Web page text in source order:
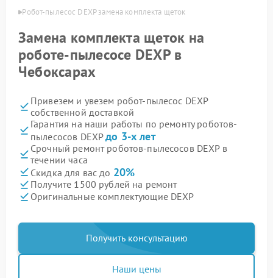
Робот-пылесос DEXP замена комплекта щеток
Замена комплекта щеток на
роботе-пылесосе DEXP в
Чебоксарах
Привезем и увезем робот-пылесос DEXP
собственной доставкой
Гарантия на наши работы по ремонту роботов-
пылесосов DEXPдо 3-х лет
Срочный ремонт роботов-пылесосов DEXP в
течении часа
Скидка для вас до 20%
Получите 1500 рублей на ремонт
Оригинальные комплектующие DEXP
Получить консультацию
Наши цены